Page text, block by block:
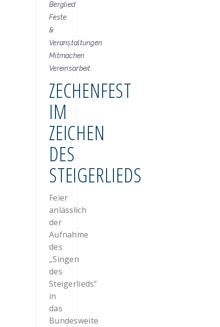
Berglied
Feste
&
Veranstaltungen
Mitmachen
Vereinsarbeit
ZECHENFEST
IM
ZEICHEN
DES
STEIGERLIEDS
Feier
anlässlich
der
Aufnahme
des
„Singen
des
Steigerlieds“
in
das
Bundesweite